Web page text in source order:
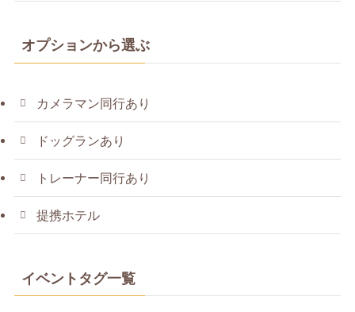
オプションから選ぶ
カメラマン同行あり
ドッグランあり
トレーナー同行あり
提携ホテル
イベントタグ一覧